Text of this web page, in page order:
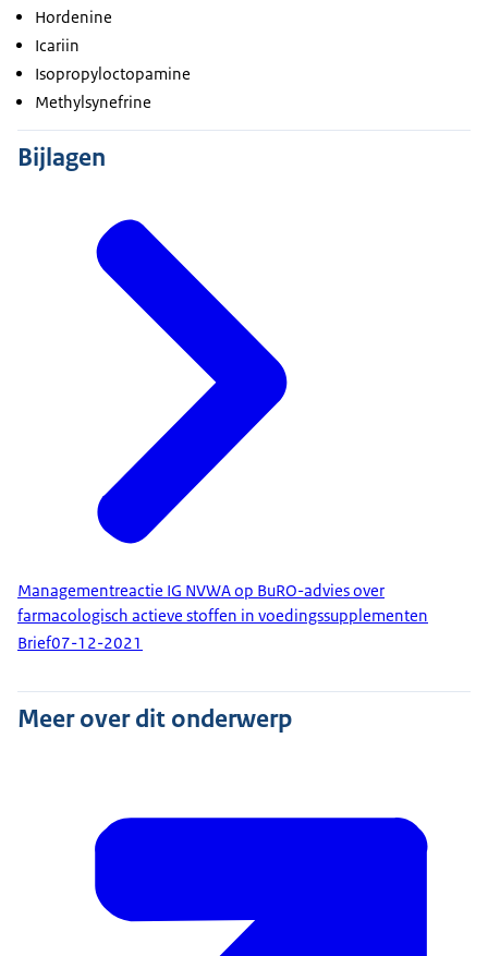
Hordenine
Icariin
Isopropyloctopamine
Methylsynefrine
Bijlagen
Managementreactie IG NVWA op BuRO-advies over
farmacologisch actieve stoffen in voedingssupplementen
Brief07-12-2021
Meer over dit onderwerp